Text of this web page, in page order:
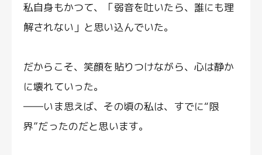
私自身もかつて、「弱音を吐いたら、誰にも理
解されない」と思い込んでいた。
だからこそ、笑顔を貼りつけながら、心は静か
に壊れていった。
――いま思えば、その頃の私は、すでに“限
界”だったのだと思います。